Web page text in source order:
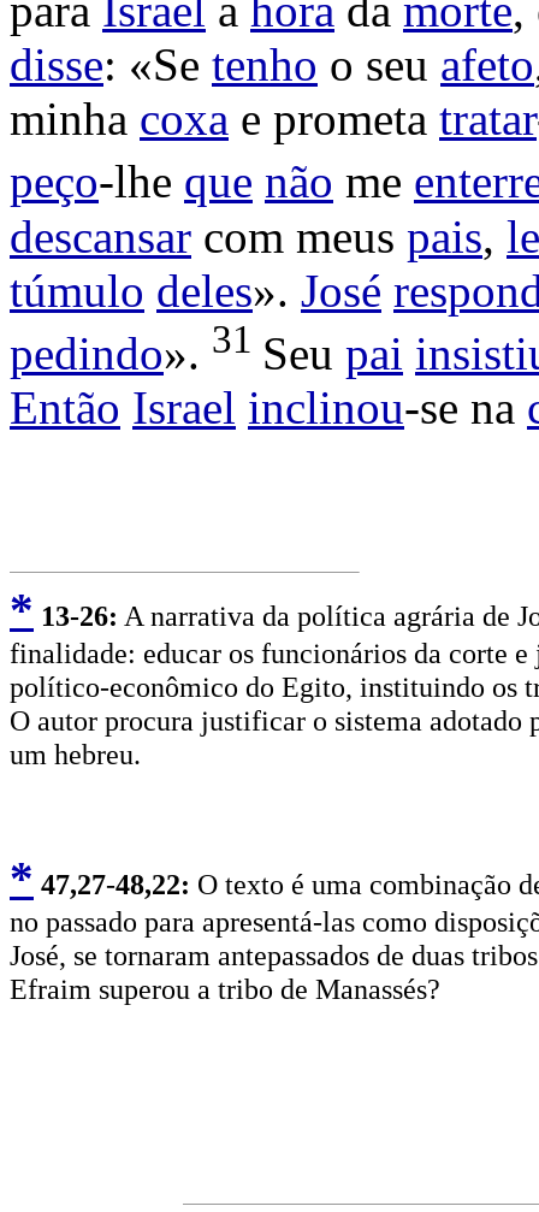
para Israel a hora da morte,
disse: «Se tenho o seu afeto
minha coxa e prometa tratar
peço-lhe que não me
descansar com meus pais,
túmulo deles». José
pedindo». 31 Seu pai
Então Israel inclinou-se na
* 13-26: A narrativa da política agrária de
finalidade: educar os funcionários da corte
político-econômico do Egito, instituindo os
O autor procura justificar o sistema
um hebreu.
* 47,27-48,22: O texto é uma combinação
no passado para apresentá-las como
José, se tornaram antepassados de duas
Efraim superou a tribo de Manassés?